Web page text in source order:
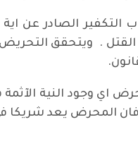
التكفير الصادر
. ويتحقق
اي وجود النية
شريكا في الجريمة وهذا ما نصت